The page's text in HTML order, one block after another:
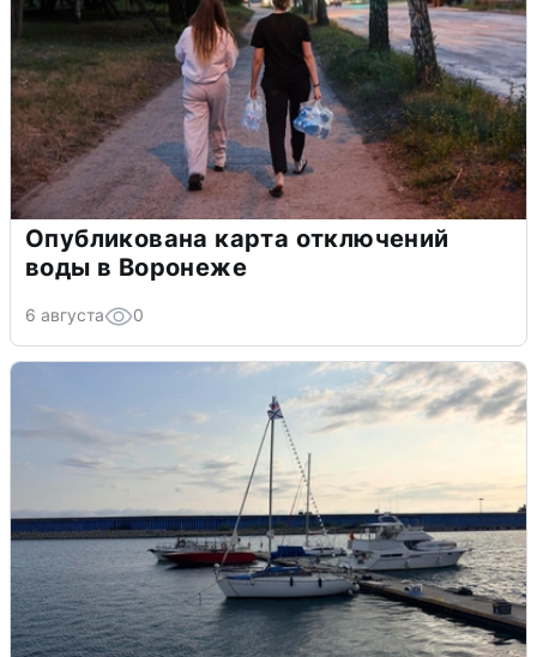
Опубликована карта отключений
воды в Воронеже
6 августа 0